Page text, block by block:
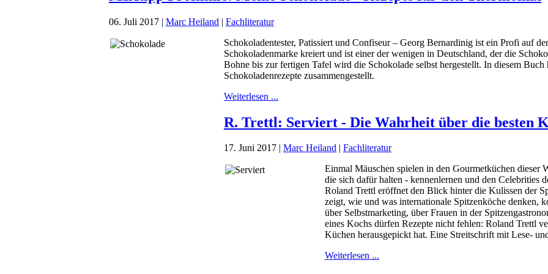
06. Juli 2017 | Marc Heiland | Fachliteratur
Schokoladentester, Patissiert und Confiseur – Georg Bernardinig ist ein Profi auf
Schokoladenmarke kreiert und ist einer der wenigen in Deutschland, der die
Bohne bis zur fertigen Tafel wird die Schokolade selbst hergestellt. In diesem
Schokoladenrezepte zusammengestellt.
Weiterlesen ...
R. Trettl: Serviert - Die Wahrheit über die besten
17. Juni 2017 | Marc Heiland | Fachliteratur
Einmal Mäuschen spielen in den Gourmetküchen dieser
die sich dafür halten - kennenlernen und den Celebrities
Roland Trettl eröffnet den Blick hinter die Kulissen der
zeigt, wie und was internationale Spitzenköche denken,
über Selbstmarketing, über Frauen in der
eines Kochs dürfen Rezepte nicht fehlen: Roland Trettl
Küchen herausgepickt hat. Eine Streitschrift mit Lese-
Weiterlesen ...